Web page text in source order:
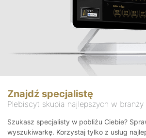
Znajdź specjalistę
Plebiscyt skupia najlepszych w branży
Szukasz specjalisty w pobliżu Ciebie?
wyszukiwarkę. Korzystaj tylko z usług